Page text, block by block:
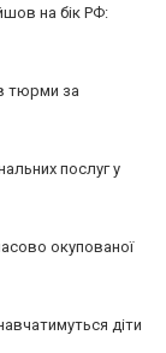
на бік РФ:
тюрми за
послуг у
окупованої
діти